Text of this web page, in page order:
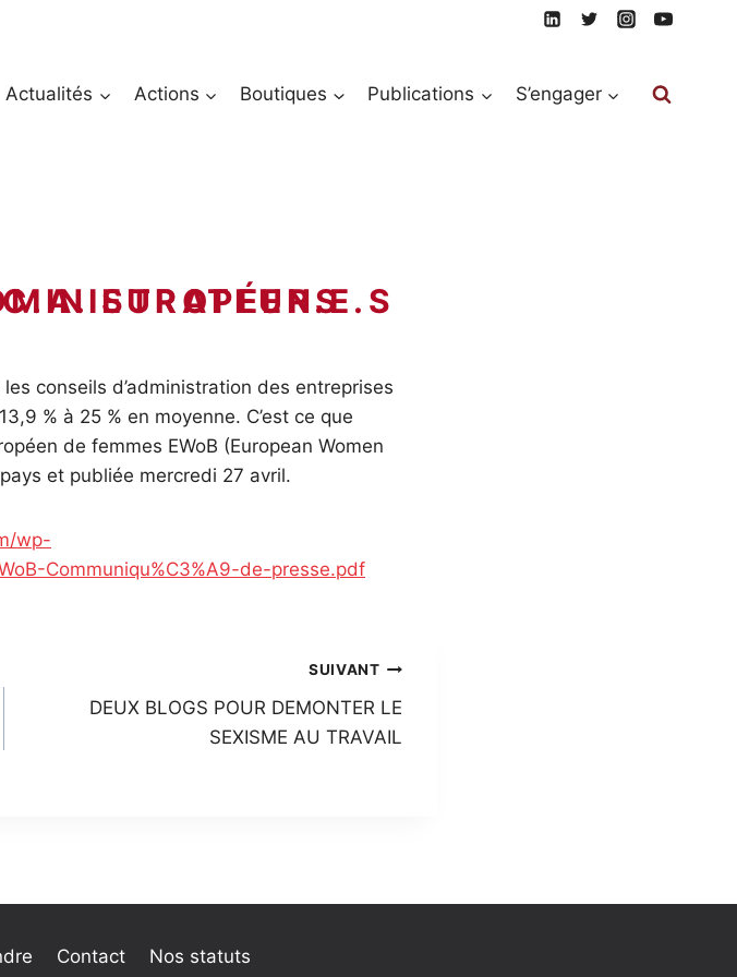
Actualités Actions Boutiques Publications S’engager
conseils d’administration des entreprises
% à 25 % en moyenne. C’est ce que
de femmes EWoB (European Women
et publiée mercredi 27 avril.
wp-
Communiqu%C3%A9-de-presse.pdf
SUIVANT
DEUX BLOGS POUR DEMONTER LE
SEXISME AU TRAVAIL
Contact Nos statuts